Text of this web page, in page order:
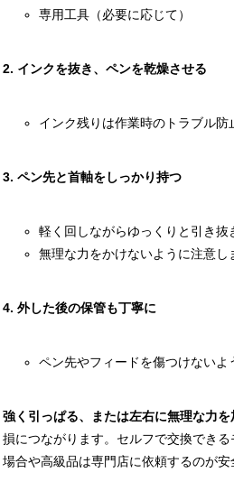
専用工具（必要に応じて）
2. インクを抜き、ペンを乾燥させる
インク残りは作業時のトラブル防
3. ペン先と首軸をしっかり持つ
軽く回しながらゆっくりと引き抜
無理な力をかけないように注意し
4. 外した後の保管も丁寧に
ペン先やフィードを傷つけないよ
強く引っぱる、または左右に無理な力を
損につながります。セルフで交換でき
場合や高級品は専門店に依頼するのが安